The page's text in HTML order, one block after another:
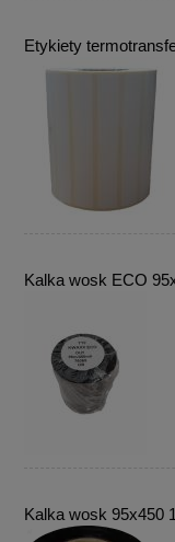
Etykiety
Kalka wosk ECO
Kalka wosk 95x450